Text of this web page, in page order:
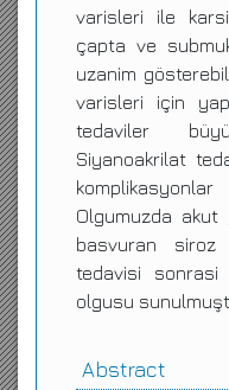
varisleri ile
çapta ve
uzanim
varisleri için
tedaviler
Siyanoakrilat
komplikasyonlar
Olgumuzda akut
basvuran siroz
tedavisi sonrasi
olgusu
Abstract